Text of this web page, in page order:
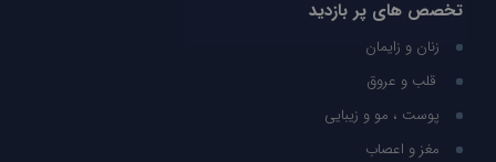
تخصص های پر بازدید
زنان و زایمان
قلب و عروق
پوست ، مو و زیبایی
مغز و اعصاب